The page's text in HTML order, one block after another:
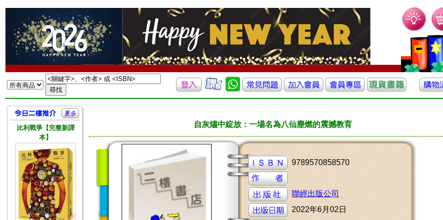
比利戰爭【完整新譯
本】
自灰燼中綻放：一場名為八仙塵燃的震撼教育
9789570858570
聯經出版公司
2022年6月02日